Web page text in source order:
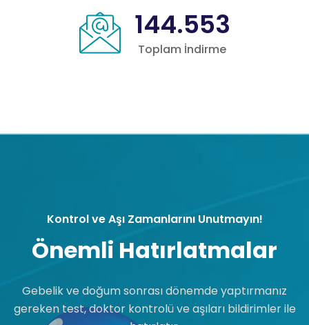
144.553
Toplam İndirme
Kontrol ve Aşı Zamanlarını Unutmayın!
Önemli Hatırlatmalar
Gebelik ve doğum sonrası dönemde yaptırmanız
gereken test, doktor kontrolü ve aşıları bildirimler ile